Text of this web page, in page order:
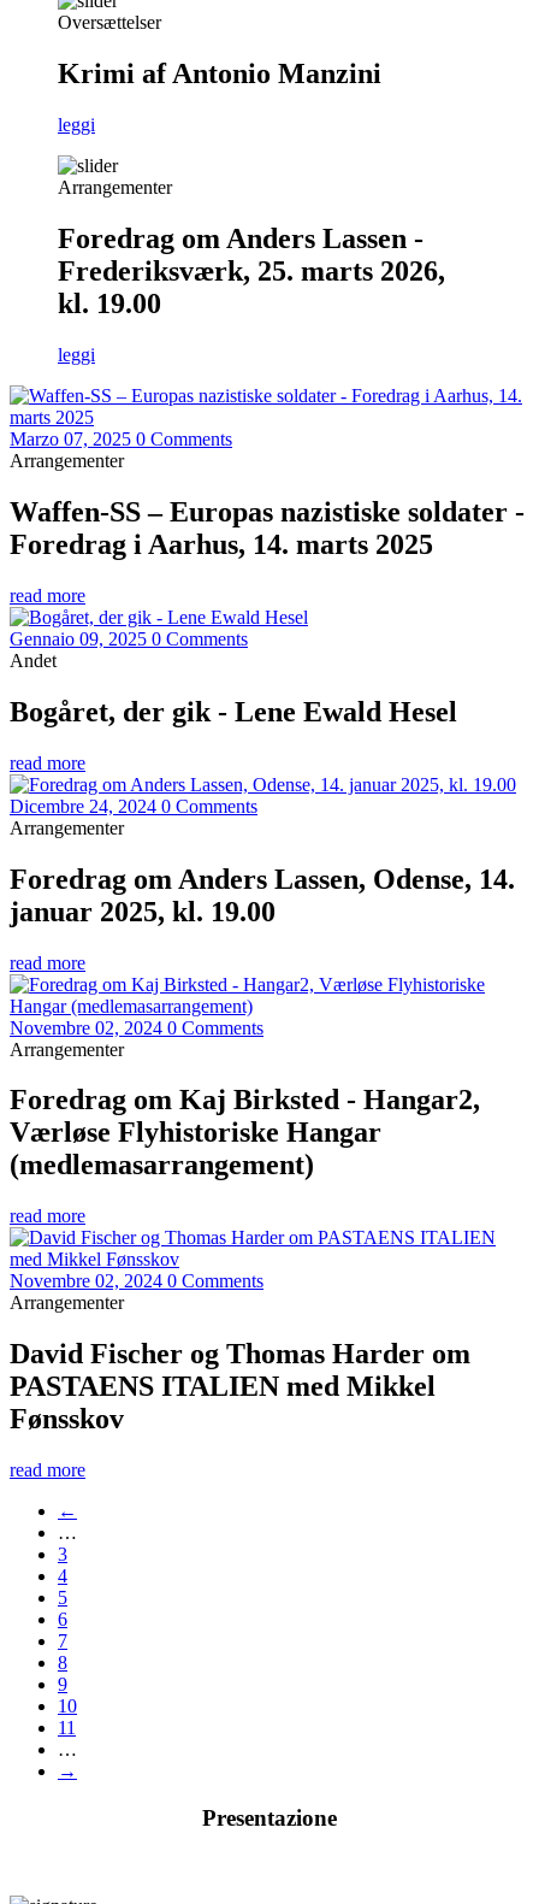
Oversættelser
Krimi af Antonio Manzini
leggi
Arrangementer
Foredrag om Anders Lassen -
Frederiksværk, 25. marts 2026,
kl. 19.00
leggi
Marzo 07, 2025 0 Comments
Arrangementer
Waffen-SS – Europas nazistiske soldater -
Foredrag i Aarhus, 14. marts 2025
read more
Gennaio 09, 2025 0 Comments
Andet
Bogåret, der gik - Lene Ewald Hesel
read more
Dicembre 24, 2024 0 Comments
Arrangementer
Foredrag om Anders Lassen, Odense, 14.
januar 2025, kl. 19.00
read more
Novembre 02, 2024 0 Comments
Arrangementer
Foredrag om Kaj Birksted - Hangar2,
Værløse Flyhistoriske Hangar
(medlemasarrangement)
read more
Novembre 02, 2024 0 Comments
Arrangementer
David Fischer og Thomas Harder om
PASTAENS ITALIEN med Mikkel
Fønsskov
read more
←
…
3
4
5
6
7
8
9
10
11
…
→
Presentazione